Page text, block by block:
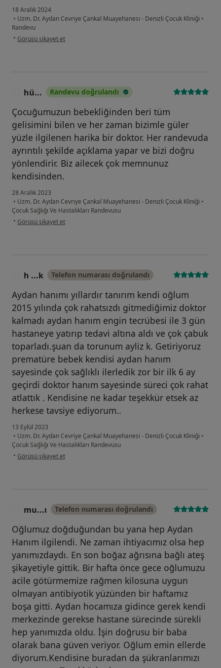
18 Aralık 2024
• Uzm. Dr. Aydan Cevriye Çankal Muayehanesi - Denizli Çocuk Kliniği •
Randevu
• kullanıcının görüşüne göre de....
Görüşü şikayet et
hü... Randevu doğrulandı
Çocuğumuzun bebekliğinden beri tüm
gelisimini bilen ve her zaman bizimle güler
yüzle ilgilenen harika bir doktor. Her randevuda
ayrıntılı şekilde açıklama yapar ve bizi doğru
yönlendirir. Biz ailecek çok memnunuz
kendisinden.
28 Aralık 2023
• Uzm. Dr. Aydan Cevriye Çankal Muayehanesi - Denizli Çocuk Kliniği •
Çocuk Sağlığı Ve Hastalıkları Randevusu
• kullanıcının görüşüne göre hü...
Görüşü şikayet et
h ...k Telefon numarası doğrulandı
Aydan hanımı yıllardır tanırım kendi oğlum
2015 yılında çok rahatsızdı gitmediğimiz doktor
kalmadı aydan hanım engin tecrübesi ile 3 gün
hastaneye yatırıp tedavi altına aldı ve çok çabuk
toparladı.şuan da torunum ayliz k. Getiriyoruz
prematüre bebek kendisi aydan hanım
sayesinde çok sağlıklı ilerledik zor bir ilk 6 ay
geçirdi doktor hanım sayesinde süreci çok rahat
atlattık . Kendisine ne kadar teşekkür etsek az
herkese tavsiye ediyorum..
13 Eylül 2023
• Uzm. Dr. Aydan Cevriye Çankal Muayehanesi - Denizli Çocuk Kliniği •
Çocuk Sağlığı Ve Hastalıkları Randevusu
• kullanıcının görüşüne göre h ...k
Görüşü şikayet et
mu...ı Telefon numarası doğrulandı
Oğlumuz doğduğundan bu yana hep Aydan
Hanım ilgilendi. Ne zaman ihtiyacımız olsa hep
yanımızdaydı. En son boğaz ağrısına bağlı ateş
şikayetiyle gittik. Bir hafta önce gece oğlumuzu
acile götürmemize rağmen kilosuna uygun
olmayan antibiyotik yüzünden bir haftamız
boşa gitti. Aydan hocamıza gidince gerek kendi
merkezinde gerekse hastane sürecinde sürekli
hep yanımızda oldu. İşin doğrusu bir baba
olarak bana güven veriyor. Oğlum emin ellerde
diyorum.Kendisine buradan da şükranlarımızı